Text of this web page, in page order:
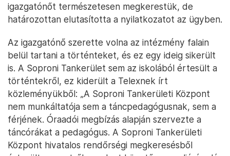
igazgatónőt természetesen megkerestük, de
határozottan elutasította a nyilatkozatot az ügyben.
Az igazgatónő szerette volna az intézmény falain
belül tartani a történteket, és ez egy ideig sikerült
is. A Soproni Tankerület sem az iskolából értesült a
történtekről, ez kiderült a Telexnek írt
közleményükből: „A Soproni Tankerületi Központ
nem munkáltatója sem a táncpedagógusnak, sem a
férjének. Óraadói megbízás alapján szervezte a
táncórákat a pedagógus. A Soproni Tankerületi
Központ hivatalos rendőrségi megkeresésből